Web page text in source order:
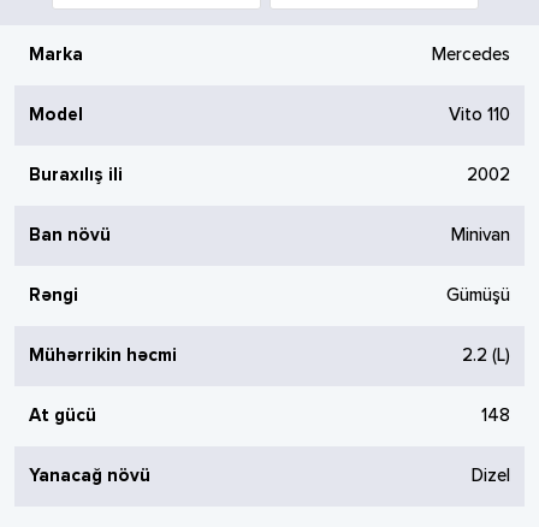
Marka Mercedes
Model Vito 110
Buraxılış ili 2002
Ban növü Minivan
Rəngi Gümüşü
Mühərrikin həcmi 2.2 (L)
At gücü 148
Yanacağ növü Dizel